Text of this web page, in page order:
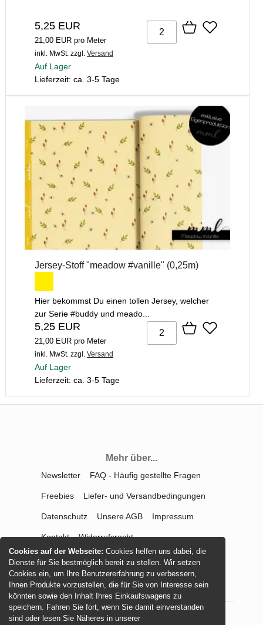
Cookies auf der Webseite:Cookies helfen uns dabei, die
Dienste für Sie bestmöglich bereit zu stellen. Wir setzen
Cookies ein, um Ihre Benutzererfahrung zu verbessern,
Ihnen Produkte vorzustellen, die für Sie von Interesse sein
könnten sowie den Inhalt Ihres Einkaufswagens zu
speichern. Fahren Sie fort, wenn Sie damit einverstanden
sind oder lesen Sie Näheres in unserer
5,25 EUR
21,00 EUR pro Meter
inkl. MwSt. zzgl. Versand
Auf Lager
Lieferzeit: ca. 3-5 Tage
Jersey-Stoff "meadow #vanille" (0,25m)
Hier bekommst Du einen tollen Jersey, welcher
zur Serie #buddy und meado...
5,25 EUR
21,00 EUR pro Meter
inkl. MwSt. zzgl. Versand
Auf Lager
Lieferzeit: ca. 3-5 Tage
Mehr über...
Newsletter FAQ - Häufig gestellte Fragen
Freebies Liefer- und Versandbedingungen
Datenschutz Unsere AGB Impressum
Kontakt Widerrufsrecht
Vertrag widerrufen